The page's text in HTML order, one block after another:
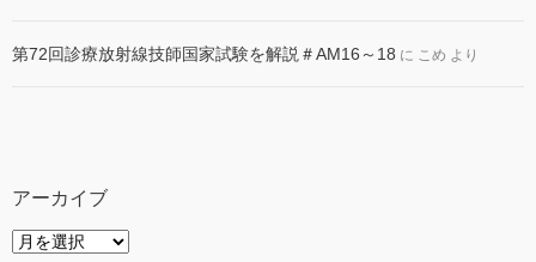
第72回診療放射線技師国家試験を解説＃AM16～18 に こめ より
アーカイブ
ア